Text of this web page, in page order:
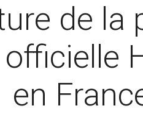
de la
en